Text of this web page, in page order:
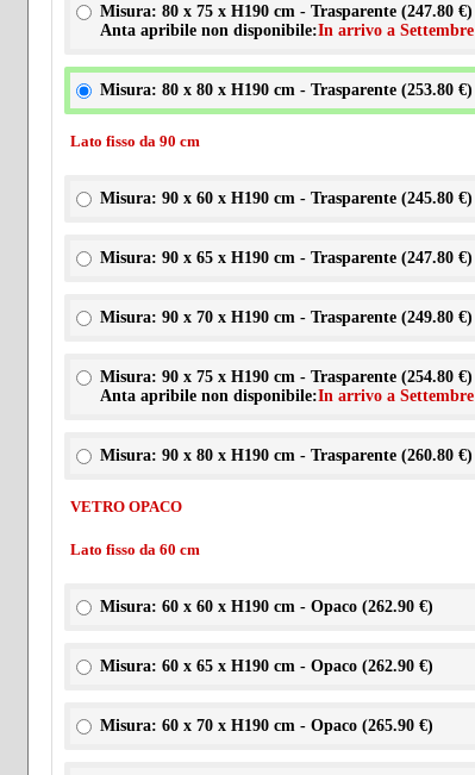
Misura: 80 x 75 x H190 cm - Trasparente (247.80 €)
Anta apribile non disponibile:In arrivo a Settembre
Misura: 80 x 80 x H190 cm - Trasparente (253.80 €)
Lato fisso da 90 cm
Misura: 90 x 60 x H190 cm - Trasparente (245.80 €)
Misura: 90 x 65 x H190 cm - Trasparente (247.80 €)
Misura: 90 x 70 x H190 cm - Trasparente (249.80 €)
Misura: 90 x 75 x H190 cm - Trasparente (254.80 €)
Anta apribile non disponibile:In arrivo a Settembre
Misura: 90 x 80 x H190 cm - Trasparente (260.80 €)
VETRO OPACO
Lato fisso da 60 cm
Misura: 60 x 60 x H190 cm - Opaco (262.90 €)
Misura: 60 x 65 x H190 cm - Opaco (262.90 €)
Misura: 60 x 70 x H190 cm - Opaco (265.90 €)